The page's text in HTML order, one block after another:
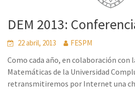
DEM 2013:
22 abril, 2013 FESPM
Como cada año, en colaboración con
Matemáticas de la Universidad
retransmitiremos por Internet una